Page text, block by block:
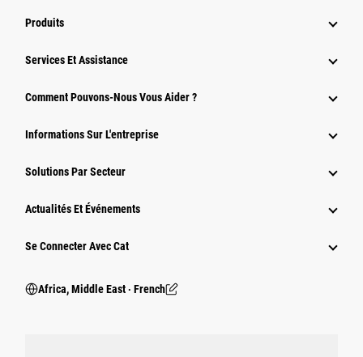
Produits
Services Et Assistance
Comment Pouvons-Nous Vous Aider ?
Informations Sur L'entreprise
Solutions Par Secteur
Actualités Et Événements
Se Connecter Avec Cat
Africa, Middle East ‧ French